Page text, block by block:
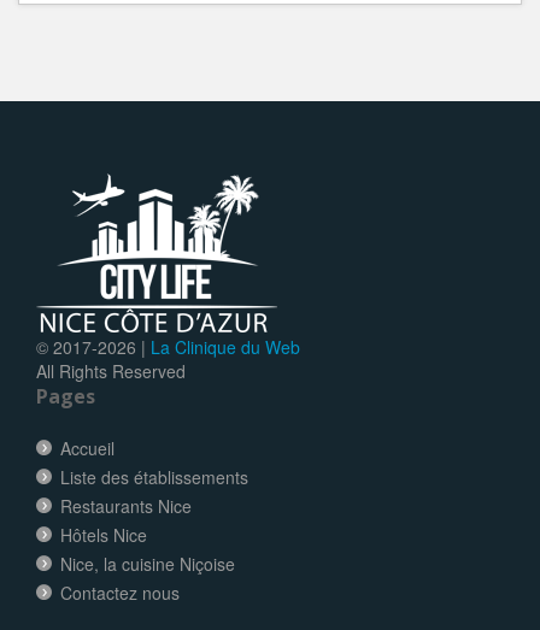
© 2017-2026 | La Clinique du Web
All Rights Reserved
Pages
Accueil
Liste des établissements
Restaurants Nice
Hôtels Nice
Nice, la cuisine Niçoise
Contactez nous